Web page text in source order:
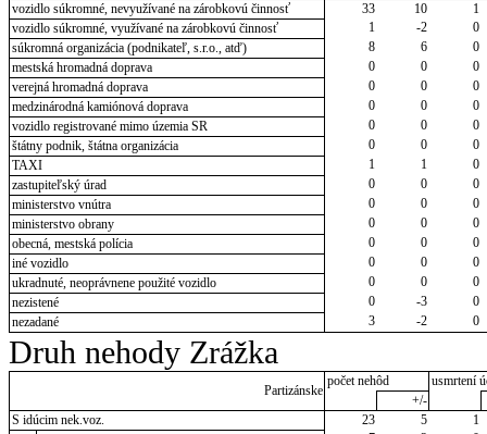
vozidlo súkromné, nevyužívané na zárobkovú činnosť
33 10
1
vozidlo súkromné, využívané na zárobkovú činnosť
1 -2
0
súkromná organizácia (podnikateľ, s.r.o., atď)
8 6
0
mestská hromadná doprava
0 0
0
verejná hromadná doprava
0 0
0
medzinárodná kamiónová doprava
0 0
0
vozidlo registrované mimo územia SR
0 0
0
štátny podnik, štátna organizácia
0 0
0
TAXI
1 1
0
zastupiteľský úrad
0 0
0
ministerstvo vnútra
0 0
0
ministerstvo obrany
0 0
0
obecná, mestská polícia
0 0
0
iné vozidlo
0 0
0
ukradnuté, neoprávnene použité vozidlo
0 0
0
nezistené
0 -3
0
nezadané
3 -2 0
Druh nehody Zrážka
Partizánske
počet nehôd
usmrtení
+/-
S idúcim nek.voz.
23 5
1